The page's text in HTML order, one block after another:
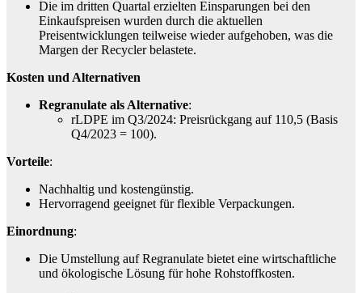
Die im dritten Quartal erzielten Einsparungen bei den
Einkaufspreisen wurden durch die aktuellen
Preisentwicklungen teilweise wieder aufgehoben, was die
Margen der Recycler belastete.
Kosten und Alternativen
Regranulate als Alternative:
rLDPE im Q3/2024: Preisrückgang auf 110,5 (Basis
Q4/2023 = 100).
Vorteile:
Nachhaltig und kostengünstig.
Hervorragend geeignet für flexible Verpackungen.
Einordnung:
Die Umstellung auf Regranulate bietet eine wirtschaftliche
und ökologische Lösung für hohe Rohstoffkosten.